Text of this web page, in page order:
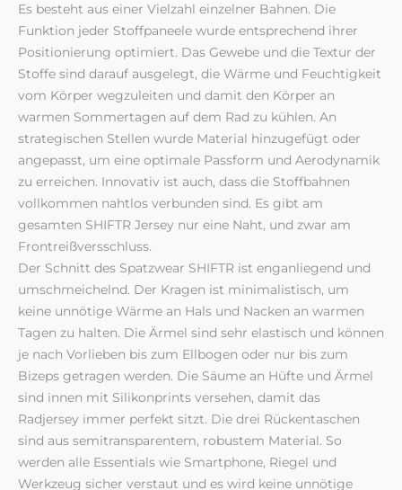
Es besteht aus einer Vielzahl einzelner Bahnen. Die
Funktion jeder Stoffpaneele wurde entsprechend ihrer
Positionierung optimiert. Das Gewebe und die Textur der
Stoffe sind darauf ausgelegt, die Wärme und Feuchtigkeit
vom Körper wegzuleiten und damit den Körper an
warmen Sommertagen auf dem Rad zu kühlen. An
strategischen Stellen wurde Material hinzugefügt oder
angepasst, um eine optimale Passform und Aerodynamik
zu erreichen. Innovativ ist auch, dass die Stoffbahnen
vollkommen nahtlos verbunden sind. Es gibt am
gesamten SHIFTR Jersey nur eine Naht, und zwar am
Frontreißversschluss.
Der Schnitt des Spatzwear SHIFTR ist enganliegend und
umschmeichelnd. Der Kragen ist minimalistisch, um
keine unnötige Wärme an Hals und Nacken an warmen
Tagen zu halten. Die Ärmel sind sehr elastisch und können
je nach Vorlieben bis zum Ellbogen oder nur bis zum
Bizeps getragen werden. Die Säume an Hüfte und Ärmel
sind innen mit Silikonprints versehen, damit das
Radjersey immer perfekt sitzt. Die drei Rückentaschen
sind aus semitransparentem, robustem Material. So
werden alle Essentials wie Smartphone, Riegel und
Werkzeug sicher verstaut und es wird keine unnötige